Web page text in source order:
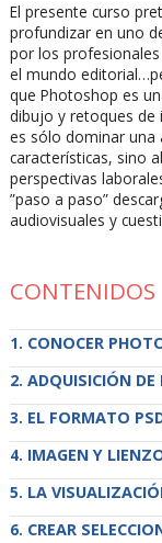
El presente curso
profundizar en uno
por los
el mundo
que Photoshop es
dibujo y retoques de
es sólo dominar una
características, sino
perspectivas
”paso a paso”
audiovisuales y
CONTENIDOS
CONOCER
ADQUISICIÓN DE
EL FORMATO
IMAGEN Y
LA
CREAR